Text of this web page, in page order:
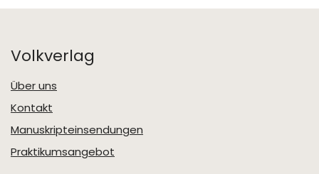
Volkverlag
Über uns
Kontakt
Manuskripteinsendungen
Praktikumsangebot